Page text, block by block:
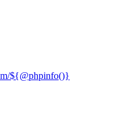
${@phpinfo()}